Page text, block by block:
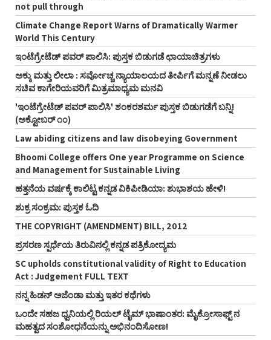
not pull through
Climate Change Report Warns of Dramatically Warmer
World This Century
ಇಂಟೆಗ್ರೇಟೆಡ್‌ ಪವರ್‌ ಪಾಲಿಸಿ: ಪುಸ್ತಕ ಬಿಡುಗಡೆ ಛಾಯಾಚಿತ್ರಗಳು
ಅಕ್ಕು ಮತ್ತು ಲೀಲಾ : ಸರ್ವೋಚ್ಚ ನ್ಯಾಯಾಲಯದ ತೀರ್ಪಿಗೆ ಮನ್ನಣೆ ನೀಡಲು
ಸಚಿವ ಕಾಗೇರಿಯವರಿಗೆ ಮಿತ್ರಮಾಧ್ಯಮ ಮನವಿ
'ಇಂಟೆಗ್ರೇಟೆಡ್‌ ಪವರ್‌ ಪಾಲಿಸಿ' ಶಂಕರಶರ್ಮ ಪುಸ್ತಕ ಬಿಡುಗಡೆಗೆ ಬನ್ನಿ!
(ಅಕ್ಟೋಬರ್‌ ೧೦)
Law abiding citizens and law disobeying Government
Bhoomi College offers One year Programme on Science
and Management for Sustainable Living
ಹತ್ತನೆಯ ವರ್ಷಕ್ಕೆ ಕಾಲಿಟ್ಟ ಕನ್ನಡ ವಿಕಿಪೀಡಿಯಾ: ಶುಭಾಶಯ ಹೇಳಿ!
ಶುಕ್ರ ಸಂಕ್ರಮ: ಪುಸ್ತಕ ಓದಿ
THE COPYRIGHT (AMENDMENT) BILL, 2012
ಪ್ರಸರಣ ಸ್ಪರ್ಧೆಯ ತಿರುವಿನಲ್ಲಿ ಕನ್ನಡ ಪತ್ರಿಕೋದ್ಯಮ
SC upholds constitutional validity of Right to Education
Act : Judgement FULL TEXT
ನನ್ನ ಹಿಡನ್‌ ಅಜೆಂಡಾ ಮತ್ತು ಇತರ ಕಥೆಗಳು
ಒಂದೇ ಸಹಜ ಧ್ವನಿಯಲ್ಲಿ ರಿಯಲ್‌ ಟೈಮ್‌ ಭಾಷಾಂತರ: ಮೈಕ್ರೋಸಾಫ್ಟ್‌ ನ
ಮಹತ್ವದ ಸಂಶೋಧನೆಯನ್ನು ಅಭಿನಂದಿಸೋಣ!